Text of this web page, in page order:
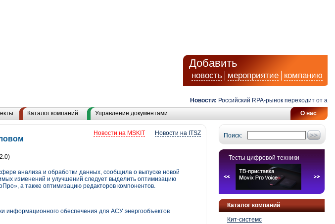
Добавить
новость мероприятие компанию
Новости: Российский RPA-рынок переходит от
О нас
Каталог компаний Управление документами
Поиск:
Тесты цифровой техники
Каталог компаний
Кит-системс
Новости на ITSZ
Новости на MSKIT
анализа и обработки данных, сообщила о выпуске новой
изменений и улучшений следует выделить оптимизацию
а также оптимизацию редакторов компонентов.
информационного обеспечения для АСУ энергообъектов